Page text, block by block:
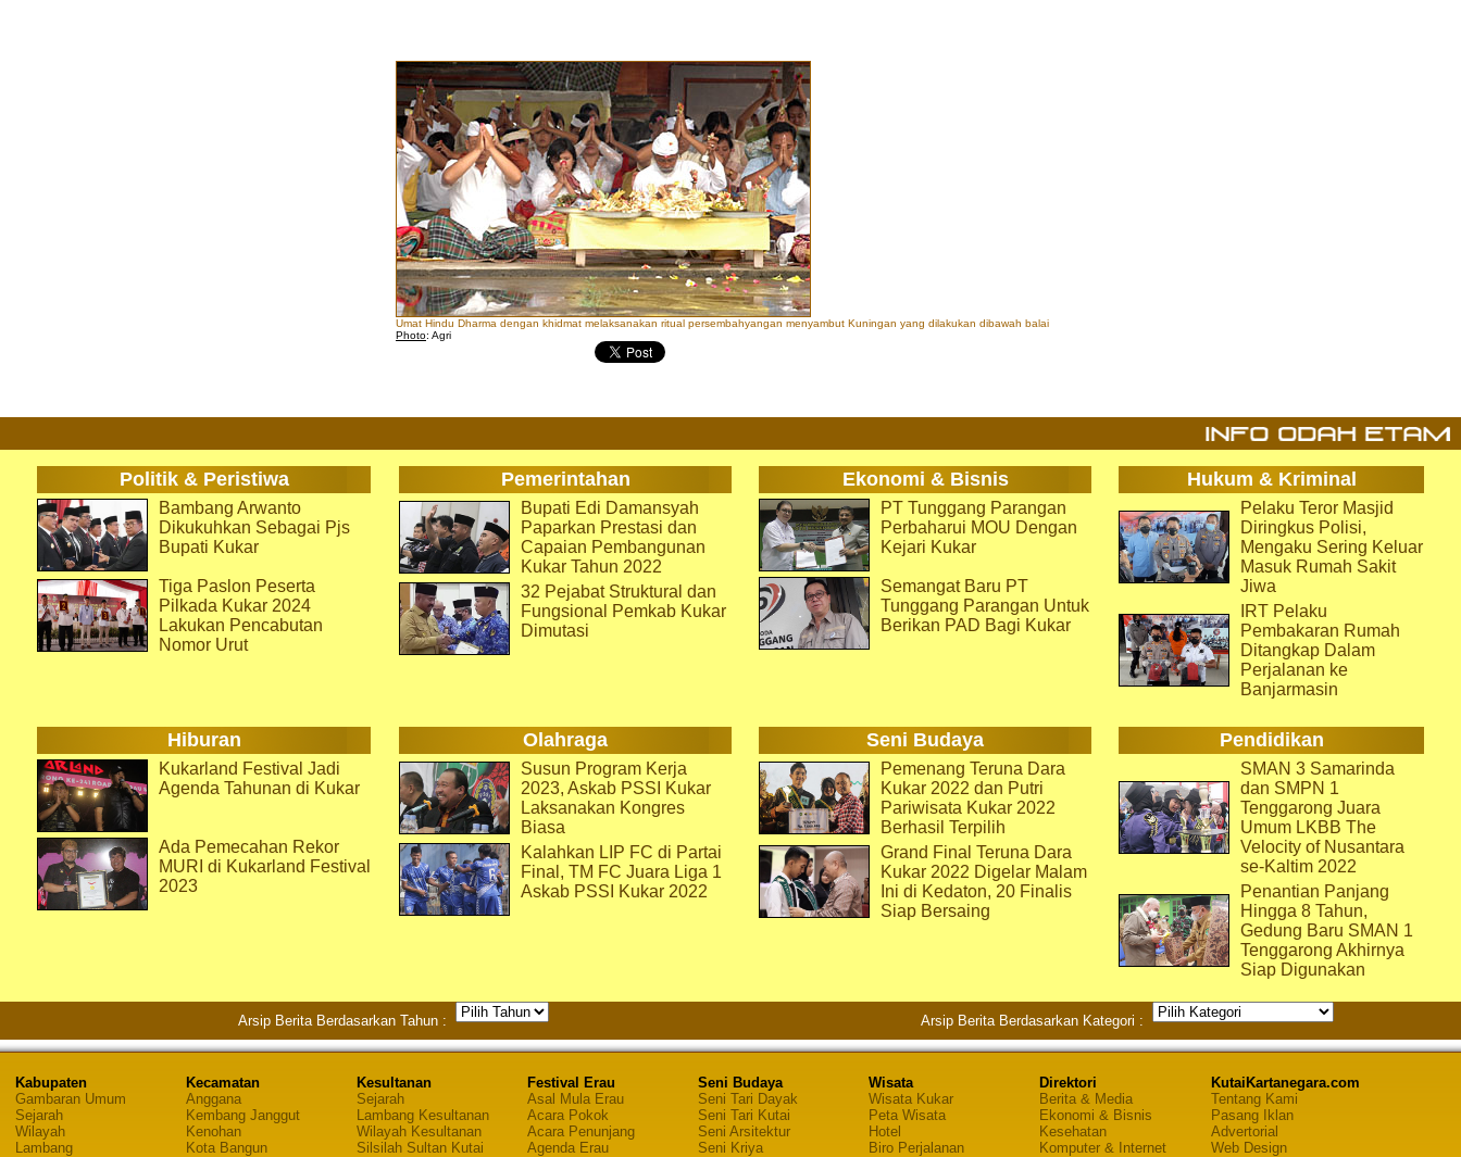
Umat Hindu Dharma dengan khidmat melaksanakan ritual persembahyangan menyambut Kuningan yang dilakukan dibawah balai
Photo: Agri
Politik & Peristiwa Pemerintahan Ekonomi & Bisnis Hukum & Kriminal
Bambang Arwanto
Dikukuhkan Sebagai Pjs
Bupati Kukar
Tiga Paslon Peserta
Pilkada Kukar 2024
Lakukan Pencabutan
Nomor Urut
Bupati Edi Damansyah
Paparkan Prestasi dan
Capaian Pembangunan
Kukar Tahun 2022
32 Pejabat Struktural dan
Fungsional Pemkab Kukar
Dimutasi
PT Tunggang Parangan
Perbaharui MOU Dengan
Kejari Kukar
Semangat Baru PT
Tunggang Parangan Untuk
Berikan PAD Bagi Kukar
Pelaku Teror Masjid
Diringkus Polisi,
Mengaku Sering Keluar
Masuk Rumah Sakit
Jiwa
IRT Pelaku
Pembakaran Rumah
Ditangkap Dalam
Perjalanan ke
Banjarmasin
Hiburan Olahraga Seni Budaya Pendidikan
Kukarland Festival Jadi
Agenda Tahunan di Kukar
Ada Pemecahan Rekor
MURI di Kukarland Festival
2023
Susun Program Kerja
2023, Askab PSSI Kukar
Laksanakan Kongres
Biasa
Kalahkan LIP FC di Partai
Final, TM FC Juara Liga 1
Askab PSSI Kukar 2022
Pemenang Teruna Dara
Kukar 2022 dan Putri
Pariwisata Kukar 2022
Berhasil Terpilih
Grand Final Teruna Dara
Kukar 2022 Digelar Malam
Ini di Kedaton, 20 Finalis
Siap Bersaing
SMAN 3 Samarinda
dan SMPN 1
Tenggarong Juara
Umum LKBB The
Velocity of Nusantara
se-Kaltim 2022
Penantian Panjang
Hingga 8 Tahun,
Gedung Baru SMAN 1
Tenggarong Akhirnya
Siap Digunakan
Arsip Berita Berdasarkan Tahun : Arsip Berita Berdasarkan Kategori :
Kabupaten
Gambaran Umum
Sejarah
Wilayah
Lambang
Kecamatan
Anggana
Kembang Janggut
Kenohan
Kota Bangun
Kesultanan
Sejarah
Lambang Kesultanan
Wilayah Kesultanan
Silsilah Sultan Kutai
Festival Erau
Asal Mula Erau
Acara Pokok
Acara Penunjang
Agenda Erau
Seni Budaya
Seni Tari Dayak
Seni Tari Kutai
Seni Arsitektur
Seni Kriya
Wisata
Wisata Kukar
Peta Wisata
Hotel
Biro Perjalanan
Direktori
Berita & Media
Ekonomi & Bisnis
Kesehatan
Komputer & Internet
KutaiKartanegara.com
Tentang Kami
Pasang Iklan
Advertorial
Web Design